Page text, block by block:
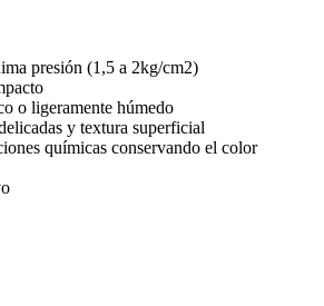
presión (1,5 a 2kg/cm2)
o ligeramente húmedo
y textura superficial
químicas conservando el color